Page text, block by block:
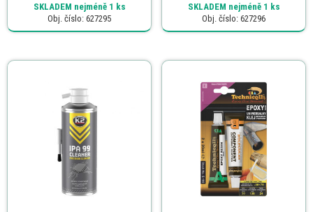
SKLADEM nejméně 1 ks
Obj. číslo: 627295
SKLADEM nejméně 1 ks
Obj. číslo: 627296